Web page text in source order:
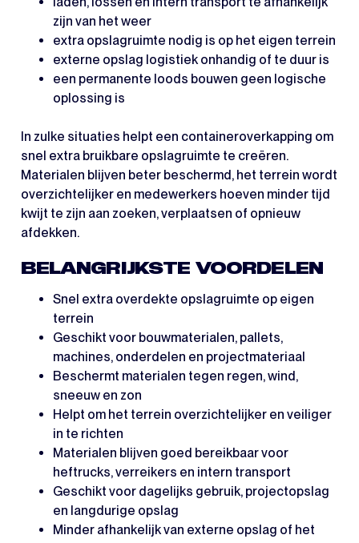
zijn van het weer
extra opslagruimte nodig is op het eigen terrein
externe opslag logistiek onhandig of te duur is
een permanente loods bouwen geen logische
oplossing is
In zulke situaties helpt een containeroverkapping om
snel extra bruikbare opslagruimte te creëren.
Materialen blijven beter beschermd, het terrein wordt
overzichtelijker en medewerkers hoeven minder tijd
kwijt te zijn aan zoeken, verplaatsen of opnieuw
afdekken.
BELANGRIJKSTE VOORDELEN
Snel extra overdekte opslagruimte op eigen
terrein
Geschikt voor bouwmaterialen, pallets,
machines, onderdelen en projectmateriaal
Beschermt materialen tegen regen, wind,
sneeuw en zon
Helpt om het terrein overzichtelijker en veiliger
in te richten
Materialen blijven goed bereikbaar voor
heftrucks, verreikers en intern transport
Geschikt voor dagelijks gebruik, projectopslag
en langdurige opslag
Minder afhankelijk van externe opslag of het